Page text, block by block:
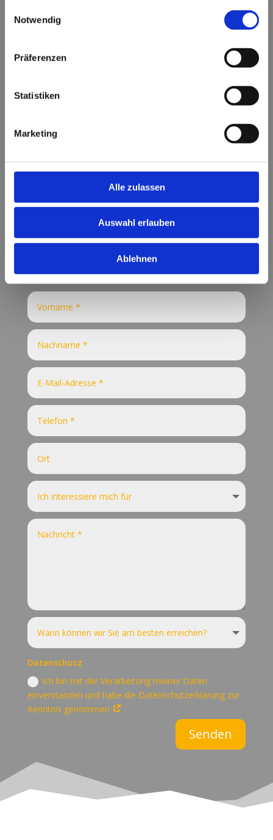
Notwendig
Präferenzen
Statistiken
Marketing
Alle zulassen
Auswahl erlauben
Ablehnen
Datenschutz
Ich bin mit der Verarbeitung meiner Daten
einverstanden und habe die Datenschutzerklärung zur
Kenntnis genommen
Senden